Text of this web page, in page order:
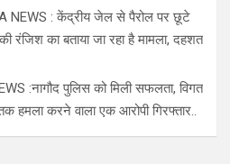
NEWS : केंद्रीय जेल से पैरोल पर छूटे
रंजिश का बताया जा रहा है मामला, दहशत
:नागौद पुलिस को मिली सफलता, विगत
हमला करने वाला एक आरोपी गिरफ्तार..